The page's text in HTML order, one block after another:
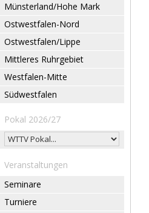
Münsterland/Hohe Mark
Ostwestfalen-Nord
Ostwestfalen/Lippe
Mittleres Ruhrgebiet
Westfalen-Mitte
Südwestfalen
Pokal 2026/27
Veranstaltungen
Seminare
Turniere